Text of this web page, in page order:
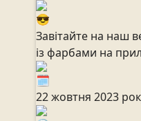
Завітайте на наш
із фарбами на
22 жовтня 2023